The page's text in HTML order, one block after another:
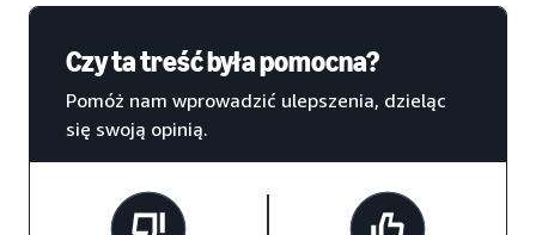
Czy ta treść była pomocna?
Pomóż nam wprowadzić ulepszenia, dzieląc
się swoją opinią.